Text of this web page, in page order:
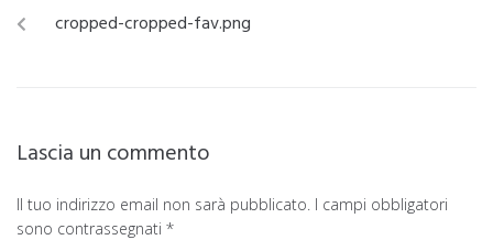
cropped-cropped-fav.png
Lascia un commento
Il tuo indirizzo email non sarà pubblicato. I campi obbligatori
sono contrassegnati *